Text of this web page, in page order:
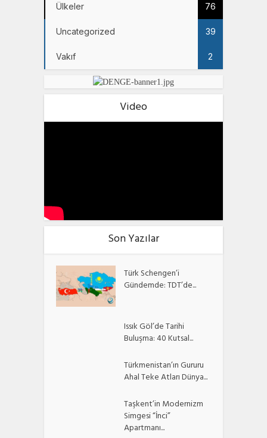
Ülkeler 76
Uncategorized 39
Vakıf 2
Video
Son Yazılar
Türk Schengen’i
Gündemde: TDT’de...
Issık Göl’de Tarihi
Buluşma: 40 Kutsal...
Türkmenistan’ın Gururu
Ahal Teke Atları Dünya...
Taşkent’in Modernizm
Simgesi “İnci”
Apartmanı...